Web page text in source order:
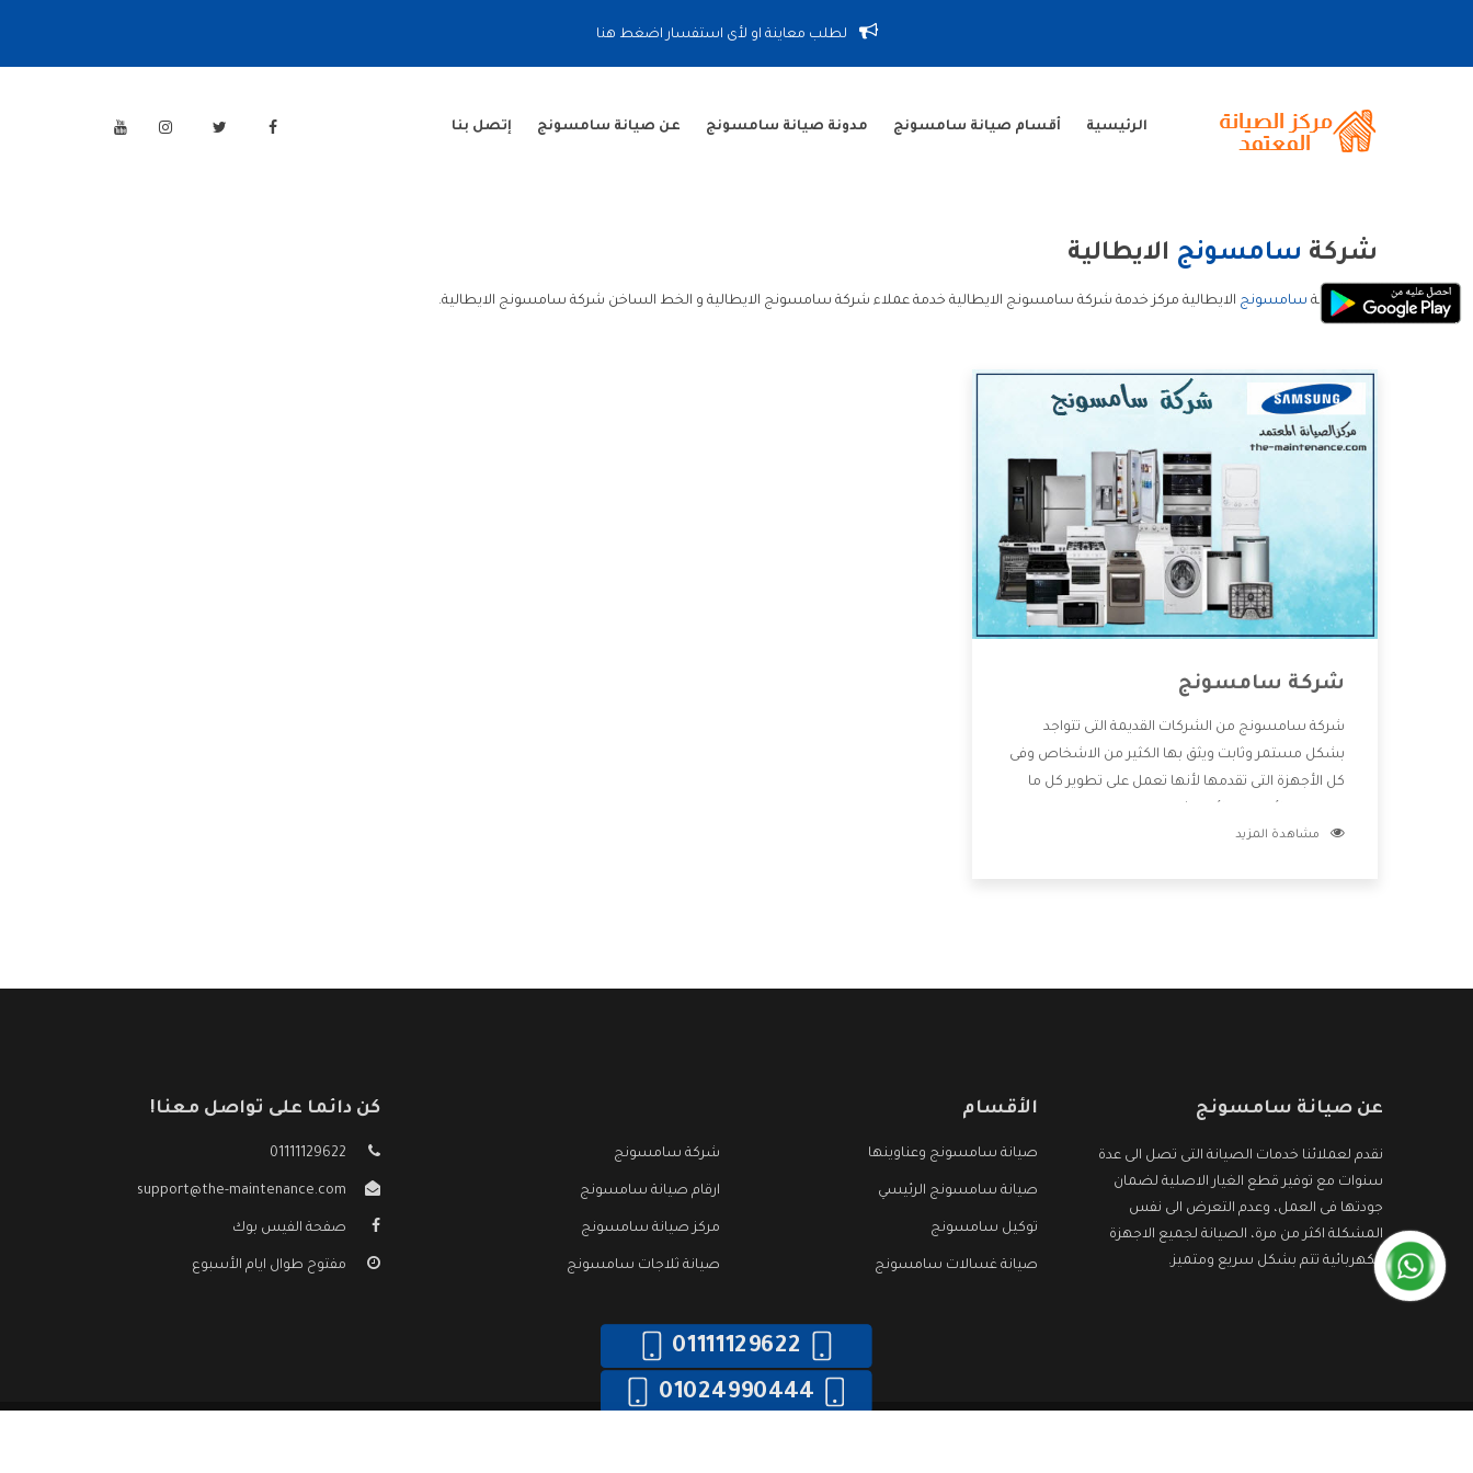
لطلب معاينة او لأى استفسار اضغط هنا
الرئيسية أقسام صيانة سامسونج مدونة صيانة سامسونج عن صيانة سامسونج إتصل بنا
شركة سامسونج الايطالية
ارقام شركة سامسونج الايطالية مركز خدمة شركة سامسونج الايطالية خدمة عملاء شركة سامسونج الايطالية و الخط الساخن شركة سامسونج الايطالية.
شركة سامسونج
شركة سامسونج من الشركات القديمة التى تتواجد
بشكل مستمر وثابت ويثق بها الكثير من الاشخاص وفى
كل الأجهزة التى تقدمها لأنها تعمل على تطوير كل ما
أفضل خدمات ما بعد البيع مع المنتجات وتقدم للعملاء
مشاهدة المزيد
عن صيانة سامسونج
نقدم لعملائنا خدمات الصيانة التى تصل الى عدة
سنوات مع توفير قطع الغيار الاصلية لضمان
جودتها فى العمل، وعدم التعرض الى نفس
المشكلة اكثر من مرة، الصيانة لجميع الاجهزة
الكهربائية تتم بشكل سريع ومتميز.
الأقسام
صيانة سامسونج وعناوينها شركة سامسونج
صيانة سامسونج الرئيسي ارقام صيانة سامسونج
توكيل سامسونج مركز صيانة سامسونج
صيانة غسالات سامسونج صيانة ثلاجات سامسونج
كن دائما على تواصل معنا!
01111129622
support@the-maintenance.com
صفحة الفيس بوك
مفتوح طوال ايام الأسبوع
01111129622
01024990444